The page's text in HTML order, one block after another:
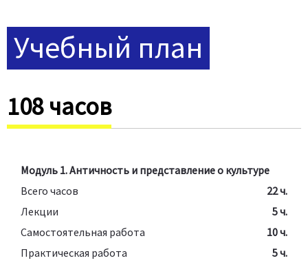
Учебный план
108 часов
Модуль 1. Античность и представление о культуре
Всего часов
22 ч.
Лекции
5 ч.
Самостоятельная работа
10 ч.
Практическая работа
5 ч.